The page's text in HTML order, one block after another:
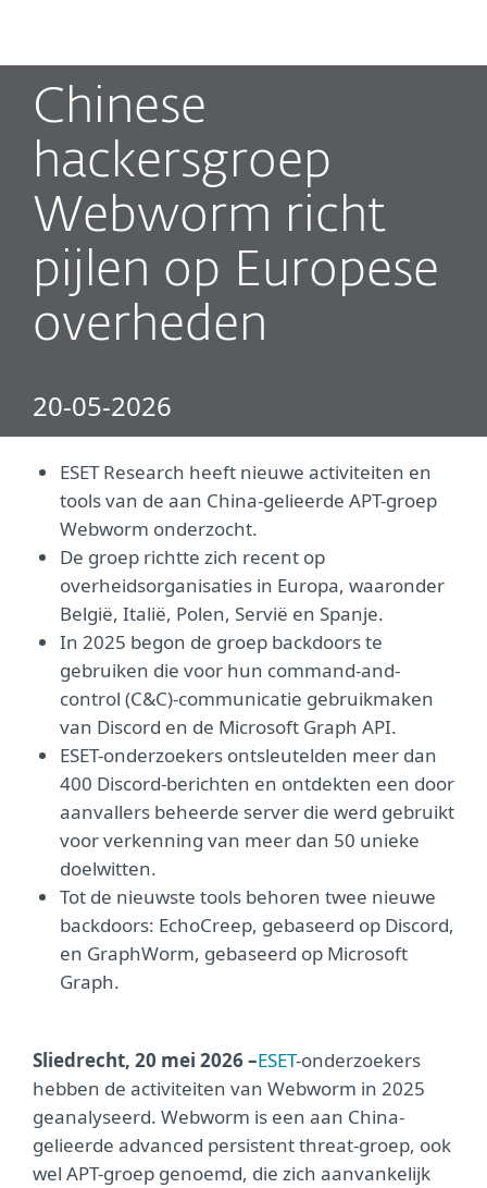
Chinese
hackersgroep
Webworm richt
pijlen op Europese
overheden
20-05-2026
ESET Research heeft nieuwe activiteiten en
tools van de aan China-gelieerde APT-groep
Webworm onderzocht.
De groep richtte zich recent op
overheidsorganisaties in Europa, waaronder
België, Italië, Polen, Servië en Spanje.
In 2025 begon de groep backdoors te
gebruiken die voor hun command-and-
control (C&C)-communicatie gebruikmaken
van Discord en de Microsoft Graph API.
ESET-onderzoekers ontsleutelden meer dan
400 Discord-berichten en ontdekten een door
aanvallers beheerde server die werd gebruikt
voor verkenning van meer dan 50 unieke
doelwitten.
Tot de nieuwste tools behoren twee nieuwe
backdoors: EchoCreep, gebaseerd op Discord,
en GraphWorm, gebaseerd op Microsoft
Graph.
Sliedrecht, 20 mei 2026 –ESET-onderzoekers
hebben de activiteiten van Webworm in 2025
geanalyseerd. Webworm is een aan China-
gelieerde advanced persistent threat-groep, ook
wel APT-groep genoemd, die zich aanvankelijk